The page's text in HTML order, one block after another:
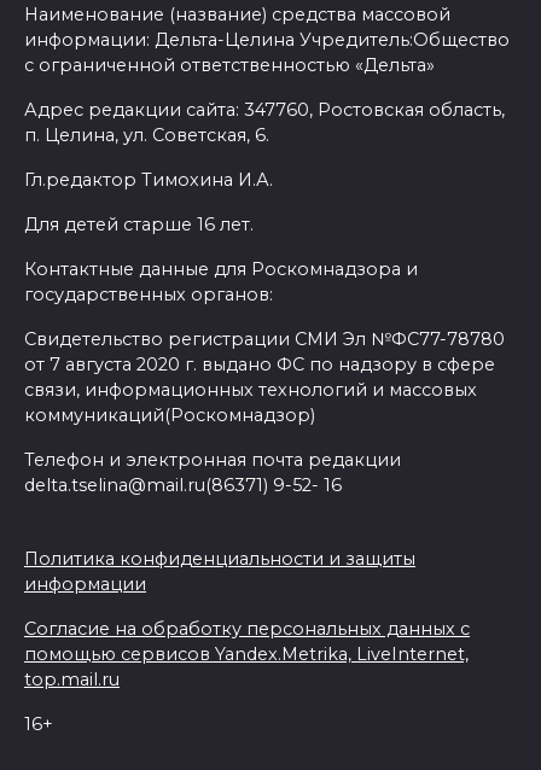
Наименование (название) средства массовой
информации: Дельта-Целина Учредитель:Общество
с ограниченной ответственностью «Дельта»
Адрес редакции сайта: 347760, Ростовская область,
п. Целина, ул. Советская, 6.
Гл.редактор Тимохина И.А.
Для детей старше 16 лет.
Контактные данные для Роскомнадзора и
государственных органов:
Свидетельство регистрации СМИ Эл №ФС77-78780
от 7 августа 2020 г. выдано ФС по надзору в сфере
связи, информационных технологий и массовых
коммуникаций(Роскомнадзор)
Телефон и электронная почта редакции
delta.tselina@mail.ru(86371) 9-52- 16
Политика конфиденциальности и защиты
информации
Согласие на обработку персональных данных с
помощью сервисов Yandex.Metrika, LiveInternet,
top.mail.ru
16+